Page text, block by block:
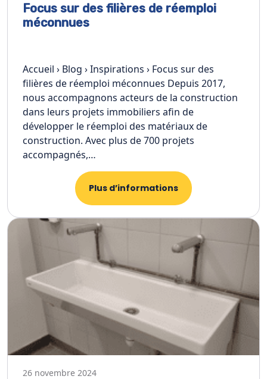
Focus sur des filières de réemploi
méconnues
Accueil › Blog › Inspirations › Focus sur des
filières de réemploi méconnues Depuis 2017,
nous accompagnons acteurs de la construction
dans leurs projets immobiliers afin de
développer le réemploi des matériaux de
construction. Avec plus de 700 projets
accompagnés,…
Plus d’informations
26 novembre 2024